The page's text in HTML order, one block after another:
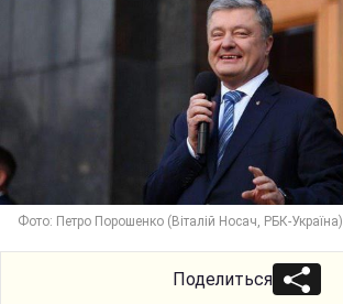
Фото: Петро Порошенко (Віталій Носач, РБК-Україна)
Поделиться